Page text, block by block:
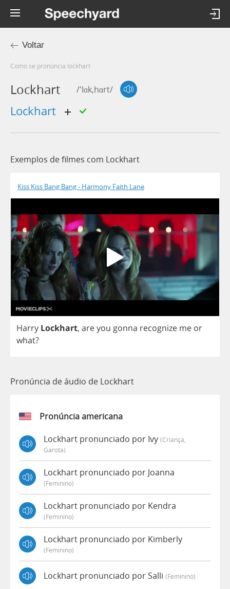
Voltar
Como se pronúncia lockhart
Lockhart /'lɑk,hɑrt/
Lockhart
Exemplos de filmes com Lockhart
Kiss Kiss Bang Bang - Harmony Faith Lane
Harry Lockhart, areyou gonna recognize me or
what?
Pronúncia de áudio de Lockhart
Pronúncia americana
Lockhart pronunciado por Ivy (criança,
Garota)
Lockhart pronunciado por Joanna
(feminino)
Lockhart pronunciado por Kendra
(feminino)
Lockhart pronunciado por Kimberly
(feminino)
Lockhart pronunciado por Salli (feminino)